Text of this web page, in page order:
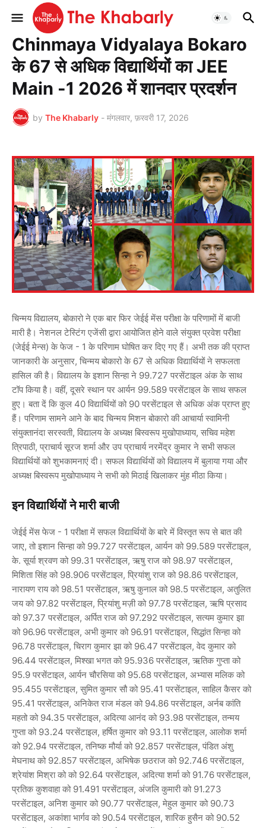
मुख्यपृष्ठ शिक्षा
Chinmaya Vidyalaya Bokaro
के 67 से अधिक विद्यार्थियों का JEE
Main -1 2026 में शानदार प्रदर्शन
by The Khabarly - मंगलवार, फ़रवरी 17, 2026
चिन्मय विद्यालय, बोकारो ने एक बार फिर जेईई मेंस परीक्षा के परिणामों में बाजी
मारी है। नेशनल टेस्टिंग एजेंसी द्वारा आयोजित होने वाले संयुक्त प्रवेश परीक्षा
(जेईई मेन्स) के फेज - 1 के परिणाम घोषित कर दिए गए हैं। अभी तक की प्राप्त
जानकारी के अनुसार, चिन्मय बोकारो के 67 से अधिक विद्यार्थियों ने सफलता
हासिल की है। विद्यालय के इशान सिन्हा ने 99.727 परसेंटाइल अंक के साथ
टॉप किया है। वहीं, दूसरे स्थान पर आर्यन 99.589 परसेंटाइल के साथ सफल
हुए। बता दें कि कुल 40 विद्यार्थियों को 90 परसेंटाइल से अधिक अंक प्राप्त हुए
हैं। परिणाम सामने आने के बाद चिन्मय मिशन बोकारो की आचार्या स्वामिनी
संयुक्तानंदा सरस्वती, विद्यालय के अध्यक्ष बिस्वरूप मुखोपाध्याय, सचिव महेश
त्रिपाठी, प्राचार्य सूरज शर्मा और उप प्राचार्य नरमेंद्र कुमार ने सभी सफल
विद्यार्थियों को शुभकामनाएं दी। सफल विद्यार्थियों को विद्यालय में बुलाया गया और
अध्यक्ष बिस्वरूप मुखोपाध्याय ने सभी को मिठाई खिलाकर मुंह मीठा किया।
इन विद्यार्थियों ने मारी बाजी
जेईई मेंस फेज - 1 परीक्षा में सफल विद्यार्थियों के बारे में विस्तृत रूप से बात की
जाए, तो इशान सिन्हा को 99.727 परसेंटाइल, आर्यन को 99.589 परसेंटाइल,
के. सूर्या श्रवण को 99.31 परसेंटाइल, ऋषु राज को 98.97 परसेंटाइल,
मिशिता सिंह को 98.906 परसेंटाइल, प्रियांशु राज को 98.86 परसेंटाइल,
नारायण राय को 98.51 परसेंटाइल, ऋषु कुनाल को 98.5 परसेंटाइल, अतुलित
जय को 97.82 परसेंटाइल, प्रियांशु मज़ी को 97.78 परसेंटाइल, ऋषि प्रसाद
को 97.37 परसेंटाइल, अर्पित राज को 97.292 परसेंटाइल, सत्यम कुमार झा
को 96.96 परसेंटाइल, अभी कुमार को 96.91 परसेंटाइल, सिद्धांत सिन्हा को
96.78 परसेंटाइल, चिराग कुमार झा को 96.47 परसेंटाइल, वेद कुमार को
96.44 परसेंटाइल, मिश्खा भगत को 95.936 परसेंटाइल, ऋतिक गुप्ता को
95.9 परसेंटाइल, आर्यन चौरसिया को 95.68 परसेंटाइल, अभ्यास मलिक को
95.455 परसेंटाइल, सुमित कुमार सौ को 95.41 परसेंटाइल, साहिल कैसर को
95.41 परसेंटाइल, अनिकेत राज मंडल को 94.86 परसेंटाइल, अर्नब कांति
महतो को 94.35 परसेंटाइल, अदित्या आनंद को 93.98 परसेंटाइल, तन्मय
गुप्ता को 93.24 परसेंटाइल, हर्षित कुमार को 93.11 परसेंटाइल, आलोक शर्मा
को 92.94 परसेंटाइल, तनिष्क मौर्या को 92.857 परसेंटाइल, पंडित अंशु
मेघनाथ को 92.857 परसेंटाइल, अभिषेक छठराज को 92.746 परसेंटाइल,
श्रेयांश मिश्रा को को 92.64 परसेंटाइल, अदित्या शर्मा को 91.76 परसेंटाइल,
प्रतिक कुशवाहा को 91.491 परसेंटाइल, अंजलि कुमारी को 91.273
परसेंटाइल, अनिश कुमार को 90.77 परसेंटाइल, मेहुल कुमार को 90.73
परसेंटाइल, अकांशा भार्गव को 90.54 परसेंटाइल, शारिक हुसैन को 90.52